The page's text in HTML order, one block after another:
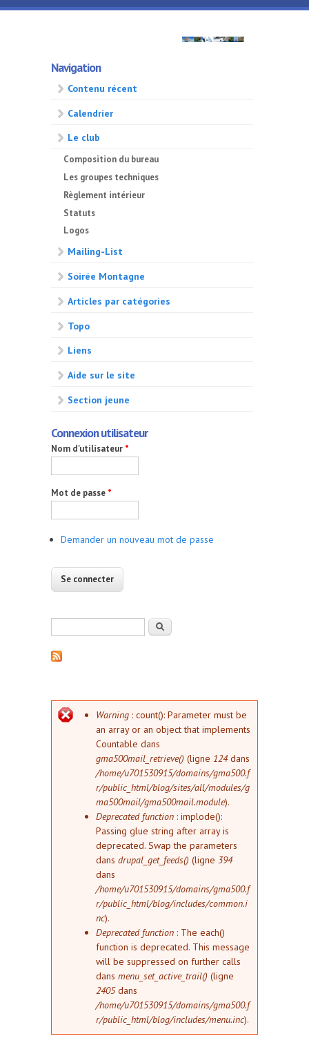
Aller au contenu principal
GMA
500
Navigation
Contenu récent
Calendrier
Le club
Composition du bureau
Les groupes techniques
Règlement intérieur
Statuts
Logos
Mailing-List
Soirée Montagne
Articles par catégories
Topo
Liens
Aide sur le site
Section jeune
Connexion utilisateur
Nom d'utilisateur *
Mot de passe *
Demander un nouveau mot de passe
Formulaire de rechercheRechercher
Message d'erreur
Warning : count(): Parameter must be
an array or an object that implements
Countable dans
gma500mail_retrieve() (ligne 124dans
/home/u701530915/domains/gma500.f
r/public_html/blog/sites/all/modules/g
ma500mail/gma500mail.module).
Deprecated function : implode():
Passing glue string after array is
deprecated. Swap the parameters
dans drupal_get_feeds() (ligne 394
dans
/home/u701530915/domains/gma500.f
r/public_html/blog/includes/common.i
nc).
Deprecated function : The each()
function is deprecated. This message
will be suppressed on further calls
dans menu_set_active_trail() (ligne
2405dans
/home/u701530915/domains/gma500.f
r/public_html/blog/includes/menu.inc).